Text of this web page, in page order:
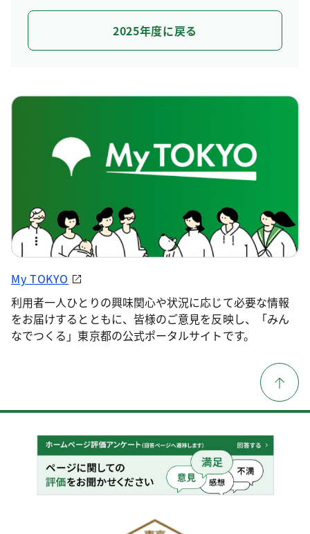
2025年度に戻る
My TOKYO
利用者一人ひとりの興味関心や状況に応じて必要な情報
をお届けするとともに、皆様のご意見を反映し、「みん
なでつくる」東京都の公式ポータルサイトです。